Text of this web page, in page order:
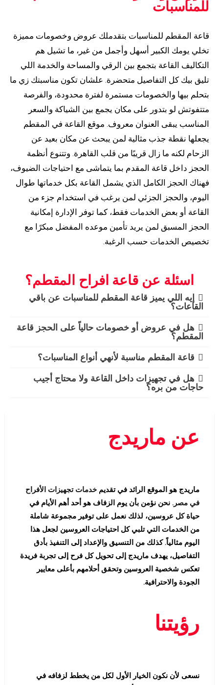
للمناسبات
قاعة المقطم للمناسبات بتقدملك عروض وخصومات مميزة
تخلي يومك الكبير أسهل وأجمل من غير، ما تشيل هم
التكاليف القاعة بتجمع بين الرقي والمساحة والخدمة اللي
تليق بيك كل التفاصيل متحضرة. علشان تكون مناسبتك زي ما
بتحلم بيها والخصومات مستمرة لفترة محدودة، والفرصة
متتفوتش لو بتدور على مكان يجمع بين الشياكة والسعر
المناسب يبقى العنوان معروف. موقع القاعة في المقطم
يجعلها نقطة جذب مثالية لمن يبحث عن مكان بعيد عن
الزحام لكنه ما زال قريبًا من قلب القاهرة. وتتنوع أنظمة
الحجز داخل قاعة المقدم بما يتماشى مع احتياجات الضيوف،
فهناك الحجز الكامل الذي يشمل القاعة بكل خدماتها طوال
اليوم، والحجز الجزئي لمن يرغب في استخدام جزء من
القاعة أو بعض الخدمات فقط، كما توفر الإدارة إمكانية
الحجز المسبق لمن يريد تأمين موعده المفضل مبكرًا مع
تخصيص الخدمات حسب الرغبة.
اسئلة عن قاعة افراح المقطم؟
إيه اللي يميز قاعة المقطم للمناسبات عن باقي
القاعات؟
هل في عروض أو خصومات حالياً على الحجز قاعة
المقطم؟
قاعة المقطم مناسبة لأنهي أنواع المناسبات؟
هل في تجهيزات داخل القاعة ولا محتاج أجيب
حاجات من بره؟
عن ماريدج
ماريدج هو الموقع الرائد في تقديم خدمات تجهيزات الأفراح
في مصر . نحن نؤمن بأن يوم الزفاف هو أحد أهم الأيام في
حياة كل عروسين، لذلك نعمل على توفير مجموعة شاملة
من الخدمات التي تلبي كل احتياجات العروسين لجعل هذا
اليوم مثالياً. كذلك من التنسيق والإعداد إلى التنفيذ بأدق
التفاصيل، يهدف ماريدج إلى تحويل كل فرح إلى تجربة فريدة
تعكس شخصية العروسين وتحقق أحلامهم بأعلى معايير
الجودة والاحترافية.
رؤيتنا
نسعى لأن نكون الخيار الأول لكل من يخطط لزفافه في